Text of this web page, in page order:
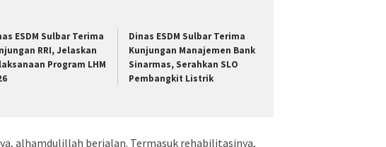
ESDM Sulbar Terima
RRI, Jelaskan
Program LHM
Dinas ESDM Sulbar Terima
Kunjungan Manajemen Bank
Sinarmas, Serahkan SLO
Pembangkit Listrik
alhamdulillah berjalan. Termasuk rehabilitasinya,